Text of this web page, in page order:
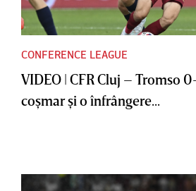
CONFERENCE LEAGUE
VIDEO | CFR Cluj – Tromso
coşmar şi o înfrângere...